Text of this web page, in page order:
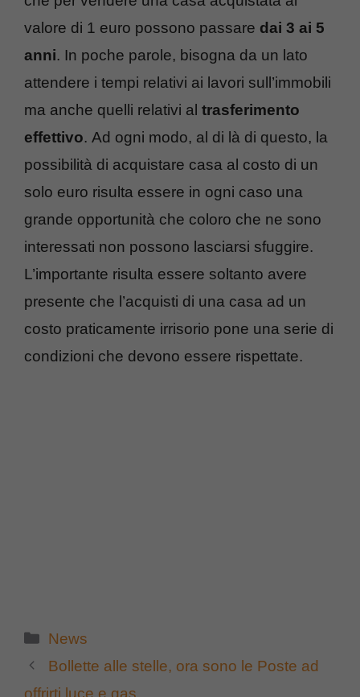
valore di 1 euro possono passare dai 3 ai 5
anni. In poche parole, bisogna da un lato
attendere i tempi relativi ai lavori sull’immobili
ma anche quelli relativi al trasferimento
effettivo. Ad ogni modo, al di là di questo, la
possibilità di acquistare casa al costo di un
solo euro risulta essere in ogni caso una
grande opportunità che coloro che ne sono
interessati non possono lasciarsi sfuggire.
L’importante risulta essere soltanto avere
presente che l’acquisti di una casa ad un
costo praticamente irrisorio pone una serie di
condizioni che devono essere rispettate.
Categorie
News
Bollette alle stelle, ora sono le Poste ad
offrirti luce e gas